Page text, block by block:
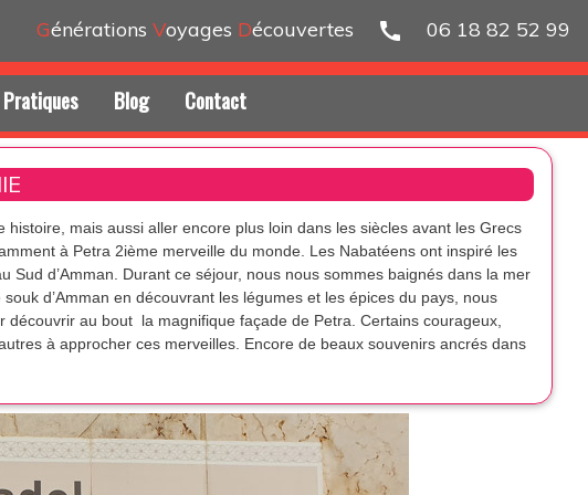
Générations Voyages Découvertes call 06 18 82 52 99
Blog Contact
mais aussi aller encore plus loin dans les siècles avant les Grecs
à Petra 2ième merveille du monde. Les Nabatéens ont inspiré les
d’Amman. Durant ce séjour, nous nous sommes baignés dans la mer
d’Amman en découvrant les légumes et les épices du pays, nous
au bout la magnifique façade de Petra. Certains courageux,
à approcher ces merveilles. Encore de beaux souvenirs ancrés dans